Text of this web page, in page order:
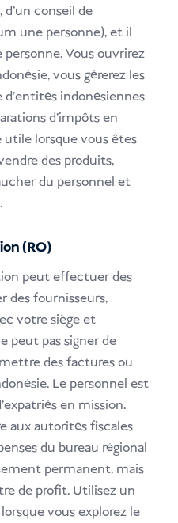
conseil de
une personne), et il
Vous ouvrirez
vous gérerez les
d'entités indonésiennes
d'impôts en
utile lorsque vous êtes
des produits,
du personnel et
(RO)
peut effectuer des
des fournisseurs,
votre siège et
peut pas signer de
des factures ou
Le personnel est
en mission.
aux autorités fiscales
du bureau régional
permanent, mais
de profit. Utilisez un
vous explorez le